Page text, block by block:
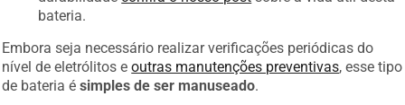
bateria.
Embora seja necessário realizar verificações periódicas do
nível de eletrólitos eoutras manutenções preventivas , esse tipo
de bateria ésimples de ser manuseado